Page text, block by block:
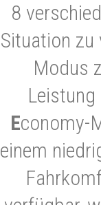
8
Situation zu
Modus
Economy-
einem